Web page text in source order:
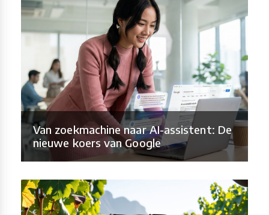
Van zoekmachine naar AI-assistent: De
nieuwe koers van Google